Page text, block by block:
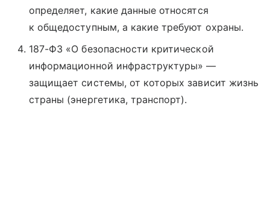
определяет, какие данные относятся
к общедоступным, а какие требуют охраны.
187-ФЗ «О безопасности критической
информационной инфраструктуры» —
защищает системы, от которых зависит жизнь
страны (энергетика, транспорт).